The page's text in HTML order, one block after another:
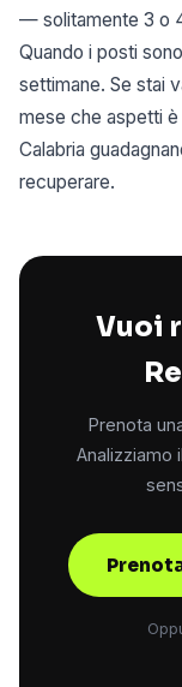
— solitamente 3 o
Quando i posti
settimane. Se stai
mese che aspetti
Calabria
recuperare.
Vuoi
Prenota
Analizziamo